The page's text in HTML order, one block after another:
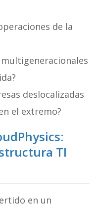
de la
deslocalizadas
el extremo?
TI
en un